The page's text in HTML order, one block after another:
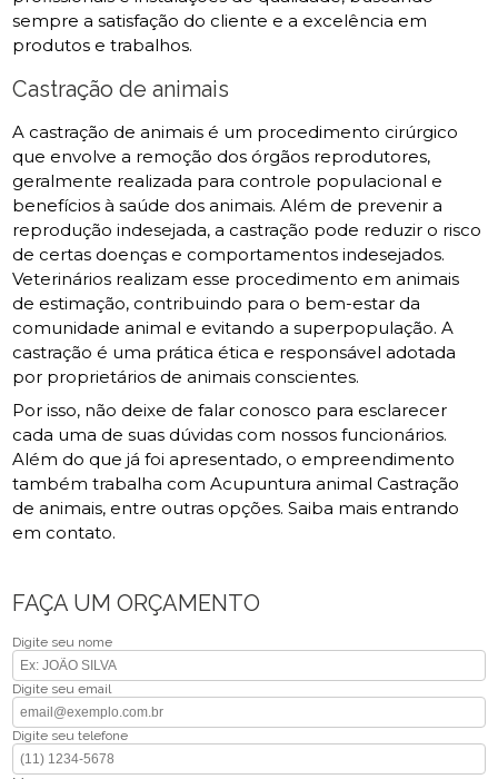
sempre a satisfação do cliente e a excelência em
produtos e trabalhos.
Castração de animais
A castração de animais é um procedimento cirúrgico
que envolve a remoção dos órgãos reprodutores,
geralmente realizada para controle populacional e
benefícios à saúde dos animais. Além de prevenir a
reprodução indesejada, a castração pode reduzir o risco
de certas doenças e comportamentos indesejados.
Veterinários realizam esse procedimento em animais
de estimação, contribuindo para o bem-estar da
comunidade animal e evitando a superpopulação. A
castração é uma prática ética e responsável adotada
por proprietários de animais conscientes.
Por isso, não deixe de falar conosco para esclarecer
cada uma de suas dúvidas com nossos funcionários.
Além do que já foi apresentado, o empreendimento
também trabalha com Acupuntura animal Castração
de animais, entre outras opções. Saiba mais entrando
em contato.
FAÇA UM ORÇAMENTO
Digite seu nome
Digite seu email
Digite seu telefone